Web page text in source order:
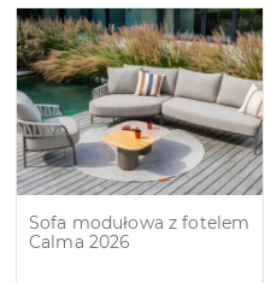
Sofa modułowa z fotelem
Calma 2026